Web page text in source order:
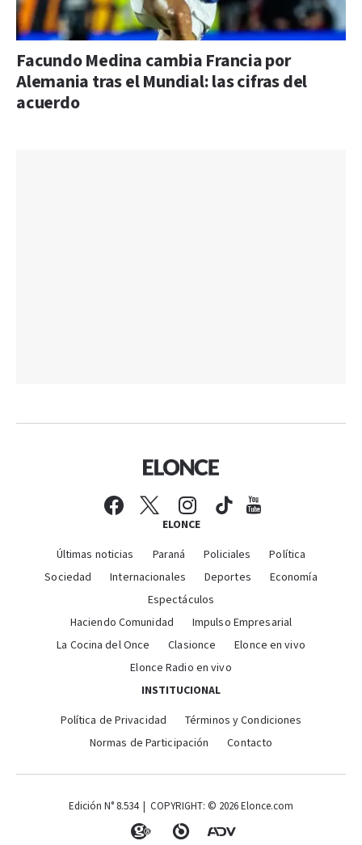
Facundo Medina cambia Francia por
Alemania tras el Mundial: las cifras del
acuerdo
ELONCE
Últimas noticias Paraná Policiales
Política
Sociedad
Internacionales Deportes
Economía
Espectáculos
Haciendo Comunidad
Impulso Empresarial
La Cocina del Once
Clasionce
Elonce en vivo
Elonce Radio en vivo
INSTITUCIONAL
Política de Privacidad
Términos y Condiciones
Normas de Participación
Contacto
Edición N° 8.534 | COPYRIGHT: © 2026 Elonce.com